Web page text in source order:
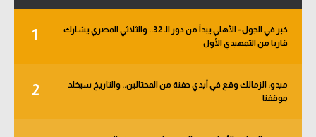
1
خبر في الجول - الأهلي يبدأ من دور الـ 32.. والثلاثي المصري يشارك
قاريا من التمهيدي الأول
2
ميدو: الزمالك وقع في أيدي حفنة من المحتالين.. والتاريخ سيخلد
موقفنا